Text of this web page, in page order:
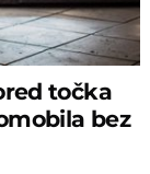
točka
bez